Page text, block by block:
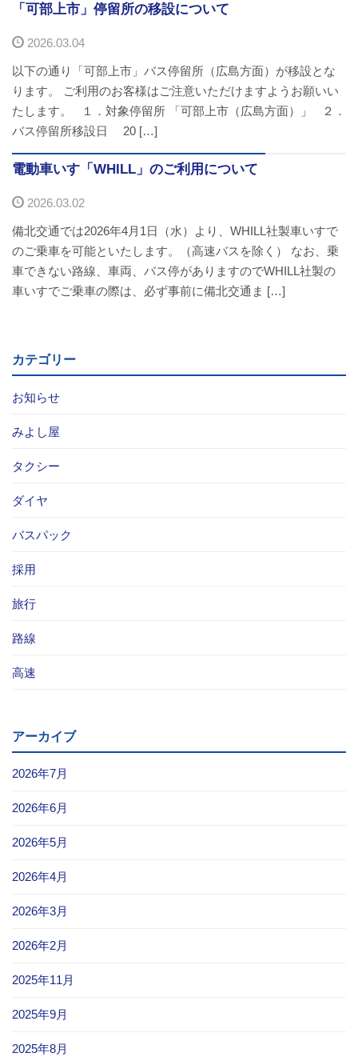
「可部上市」停留所の移設について
2026.03.04
以下の通り「可部上市」バス停留所（広島方面）が移設とな
ります。 ご利用のお客様はご注意いただけますようお願いい
たします。 １．対象停留所 「可部上市（広島方面）」 ２．
バス停留所移設日 20 […]
電動車いす「WHILL」のご利用について
2026.03.02
備北交通では2026年4月1日（水）より、WHILL社製車いすで
のご乗車を可能といたします。（高速バスを除く） なお、乗
車できない路線、車両、バス停がありますのでWHILL社製の
車いすでご乗車の際は、必ず事前に備北交通ま […]
カテゴリー
お知らせ
みよし屋
タクシー
ダイヤ
バスパック
採用
旅行
路線
高速
アーカイブ
2026年7月
2026年6月
2026年5月
2026年4月
2026年3月
2026年2月
2025年11月
2025年9月
2025年8月